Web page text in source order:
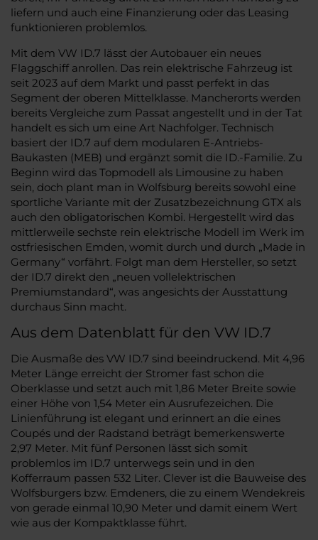
liefern und auch eine Finanzierung oder das Leasing
funktionieren problemlos.
Mit dem VW ID.7 lässt der Autobauer ein neues
Flaggschiff anrollen. Das rein elektrische Fahrzeug ist
seit 2023 auf dem Markt und passt perfekt in das
Segment der oberen Mittelklasse. Mancherorts werden
bereits Vergleiche zum Passat angestellt und in der Tat
handelt es sich um eine Art Nachfolger. Technisch
basiert der ID.7 auf dem modularen E-Antriebs-
Baukasten (MEB) und ergänzt somit die ID.-Familie. Zu
Beginn wird das Topmodell als Limousine zu haben
sein, doch plant man in Wolfsburg bereits sowohl eine
sportliche Variante mit der Zusatzbezeichnung GTX als
auch den obligatorischen Kombi. Hergestellt wird das
mittlerweile sechste rein elektrische Modell im Werk im
ostfriesischen Emden, womit durch und durch „Made in
Germany“ vorfährt. Folgt man dem Hersteller, so setzt
der ID.7 direkt den „neuen vollelektrischen
Premiumstandard“, was angesichts der Ausstattung
durchaus Sinn macht.
Aus dem Datenblatt für den VW ID.7
Die Ausmaße des VW ID.7 sind beeindruckend. Mit 4,96
Meter Länge erreicht der Stromer fast schon die
Oberklasse und setzt auch mit 1,86 Meter Breite sowie
einer Höhe von 1,54 Meter ein Ausrufezeichen. Die
Linienführung ist elegant und erinnert an die eines
Coupés und der Radstand beträgt bemerkenswerte
2,97 Meter. Mit fünf Personen lässt sich somit
problemlos im ID.7 unterwegs sein und in den
Kofferraum passen 532 Liter. Clever ist die Bauweise des
Wolfsburgers bzw. Emdeners, die zu einem Wendekreis
von gerade einmal 10,90 Meter und damit einem Wert
wie aus der Kompaktklasse führt.